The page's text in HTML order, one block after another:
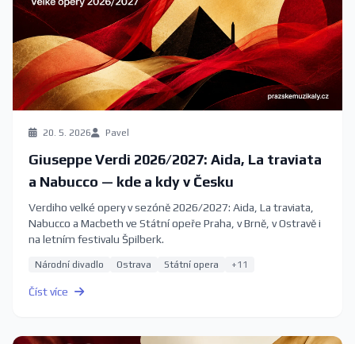
20. 5. 2026 Pavel
Giuseppe Verdi 2026/2027: Aida, La traviata
a Nabucco — kde a kdy v Česku
Verdiho velké opery v sezóně 2026/2027: Aida, La traviata,
Nabucco a Macbeth ve Státní opeře Praha, v Brně, v Ostravě i
na letním festivalu Špilberk.
Národní divadlo Ostrava Státní opera +11
Číst více